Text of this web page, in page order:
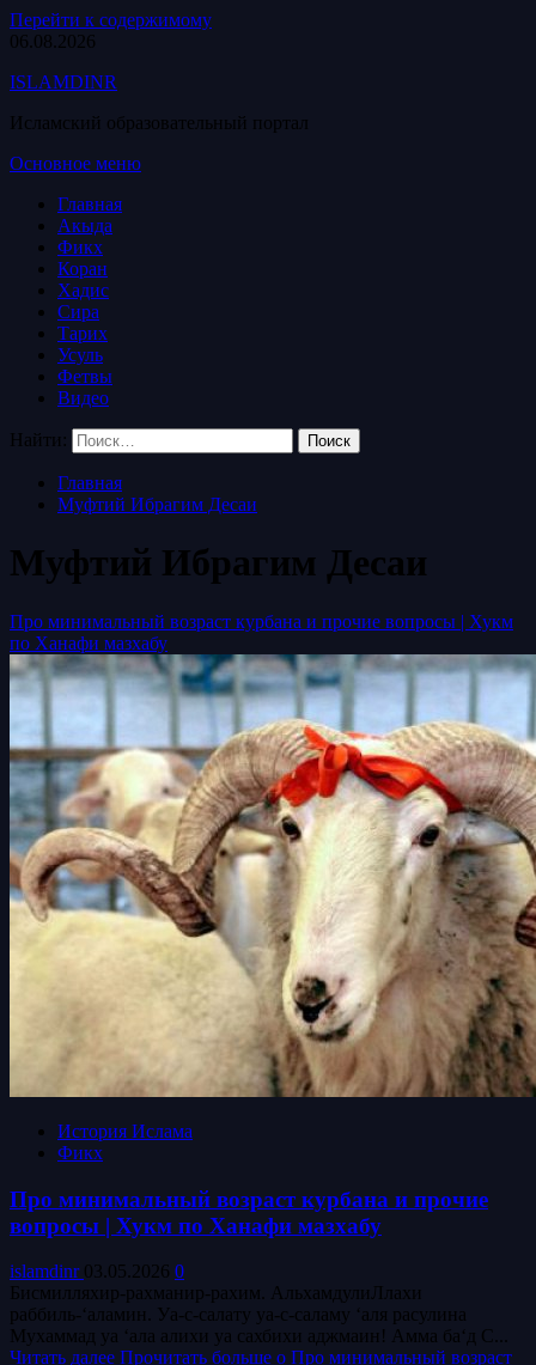
Перейти к содержимому
06.08.2026
ISLAMDINR
Исламский образовательный портал
Основное меню
Главная
Акыда
Фикх
Коран
Хадис
Сира
Тарих
Усуль
Фетвы
Видео
Найти:
Главная
Муфтий Ибрагим Десаи
Муфтий Ибрагим Десаи
Про минимальный возраст курбана и прочие вопросы | Хукм
по Ханафи мазхабу
История Ислама
Фикх
Про минимальный возраст курбана и прочие
вопросы | Хукм по Ханафи мазхабу
islamdinr 03.05.2026 0
Бисмилляхир-рахманир-рахим. АльхамдулиЛлахи
раббиль-‘аламин. Уа-с-салату уа-с-саламу ‘аля расулина
Мухаммад уа ‘ала алихи уа сахбихи аджмаин! Амма ба‘д С...
Читать далее Прочитать больше о Про минимальный возраст